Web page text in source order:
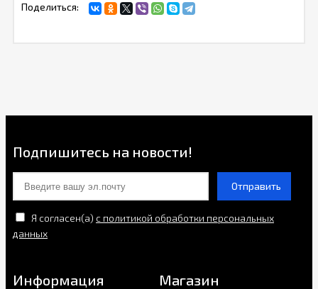
Поделиться:
Подпишитесь на новости!
Отправить
Я согласен(a) с политикой обработки персональных
данных
Информация Магазин